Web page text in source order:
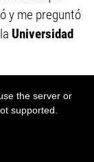
y me preguntó
Universidad